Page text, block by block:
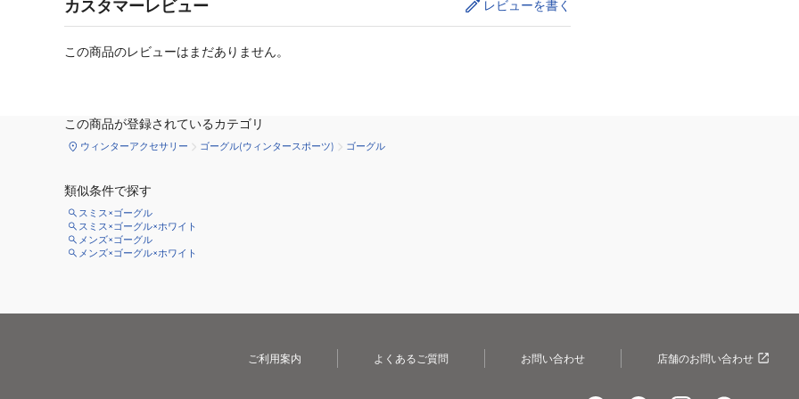
カスタマーレビュー レビューを書く
この商品のレビューはまだありません。
この商品が登録されているカテゴリ
ウィンターアクセサリー ゴーグル(ウィンタースポーツ) ゴーグル
類似条件で探す
スミス×ゴーグル
スミス×ゴーグル×ホワイト
メンズ×ゴーグル
メンズ×ゴーグル×ホワイト
ご利用案内 よくあるご質問 お問い合わせ 店舗のお問い合わせ